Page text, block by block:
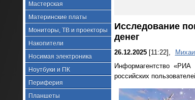
Мастерская
Материнские платы
Мониторы, ТВ и проекторы
Накопители
Носимая электроника
Ноутбуки и ПК
Периферия
Планшеты
Исследование
денег
26.12.2025[11:22],
Информагентство
российских